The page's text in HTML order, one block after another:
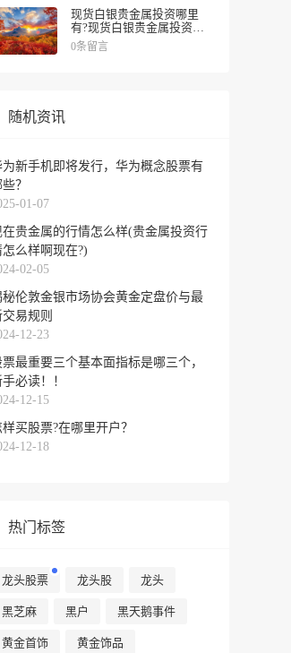
现货白银贵金属投资哪里
有?现货白银贵金属投资被
诱导投资亏损
0条留言
随机资讯
为新手机即将发行，华为概念股票有
？
01-07
在贵金属的行情怎么样(贵金属投资行
怎么样啊现在?)
02-05
秘伦敦金银市场协会黄金定盘价与最
易规则
12-23
票最重要三个基本面指标是哪三个，
必读！！
12-15
样买股票?在哪里开户？
12-18
热门标签
龙头股票 龙头股 龙头
黑芝麻 黑户 黑天鹅事件
黄金首饰 黄金饰品